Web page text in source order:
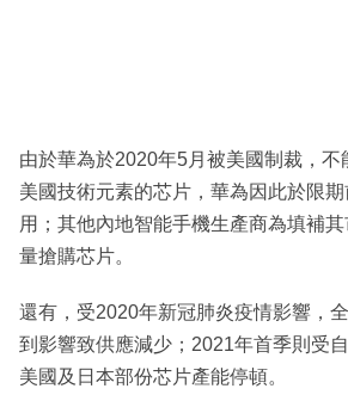
由於華為於2020年5月被美國制裁，
美國技術元素的芯片，華為因此於限
用；其他內地智能手機生產商為填補
量搶購芯片。
還有，受2020年新冠肺炎疫情影響，
到影響致供應減少；2021年首季則受
美國及日本部份芯片產能停頓。